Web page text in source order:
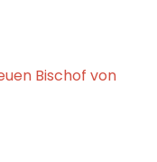
Bischof von